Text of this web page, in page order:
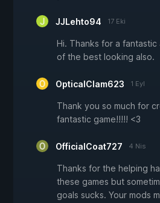
JJLehto94 17 Eki
Hi. Thanks for a fantastic
of the best looking also.
OpticalClam623 1 Eyl
Thank you so much for
fantastic game!!!!! <3
OfficialCoat727 4 Nis
Thanks for the helping
these games but
goals sucks. Your mods